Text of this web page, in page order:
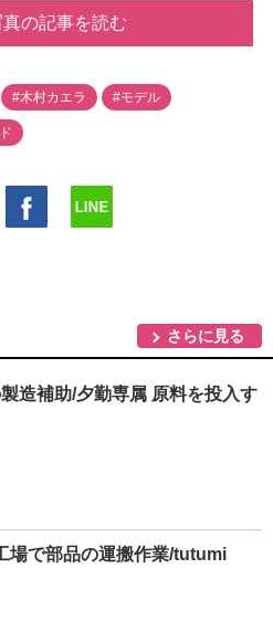
真の記事を読む
#木村カエラ #モデル
さらに見る
造補助/夕勤専属 原料を投入す
場で部品の運搬作業/tutumi